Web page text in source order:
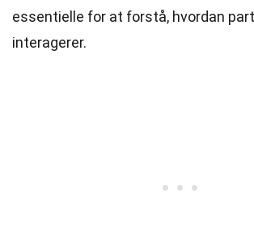
essentielle for at forstå, hvordan
interagerer.